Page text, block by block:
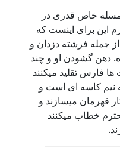
مسله خاص قدری در
این برای اینست که
جمله فرشته دزدان و
دهن گشودن او و چند
فارس تقلید میکنند
نیم کاسه ای است و
قهرمان میسازند و
خطاب میکنند